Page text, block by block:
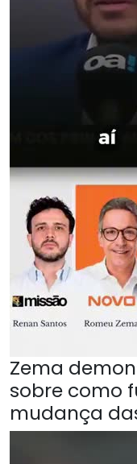
Zema
sobre como
mudança